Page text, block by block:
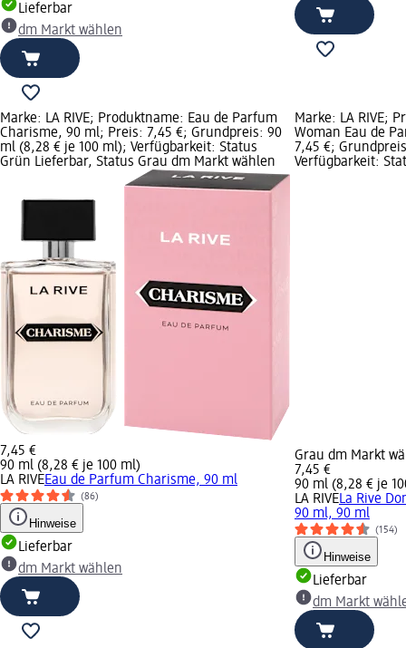
Lieferbar
dm Markt wählen
Marke: LA RIVE; Produktname: Eau de Parfum
Charisme, 90 ml; Preis: 7,45 €; Grundpreis: 90
ml (8,28 € je 100 ml); Verfügbarkeit: Status
Grün Lieferbar, Status Grau dm Markt wählen
7,45 €
90 ml (8,28 € je 100 ml)
LA RIVEEau de Parfum Charisme, 90 ml
(86)
Hinweise
Lieferbar
dm Markt wählen
Marke: LA RIVE;
Woman Eau de
7,45 €;
Verfügbarkeit:
Grau dm Markt
7,45 €
90 ml (8,28 € je
LA RIVELa Rive
90 ml, 90 ml
(154)
Hinweise
Lieferbar
dm Markt